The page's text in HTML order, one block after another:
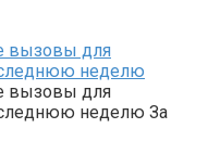
вызовы для
неделю
вызовы для
неделю За